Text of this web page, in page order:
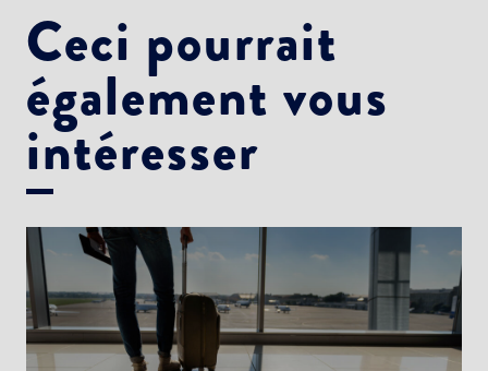
Ceci pourrait
également vous
intéresser